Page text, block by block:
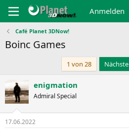
Anmelden
Café Planet 3DNow!
Boinc Games
1 von 28 Nächste
enigmation
Admiral Special
17.06.2022